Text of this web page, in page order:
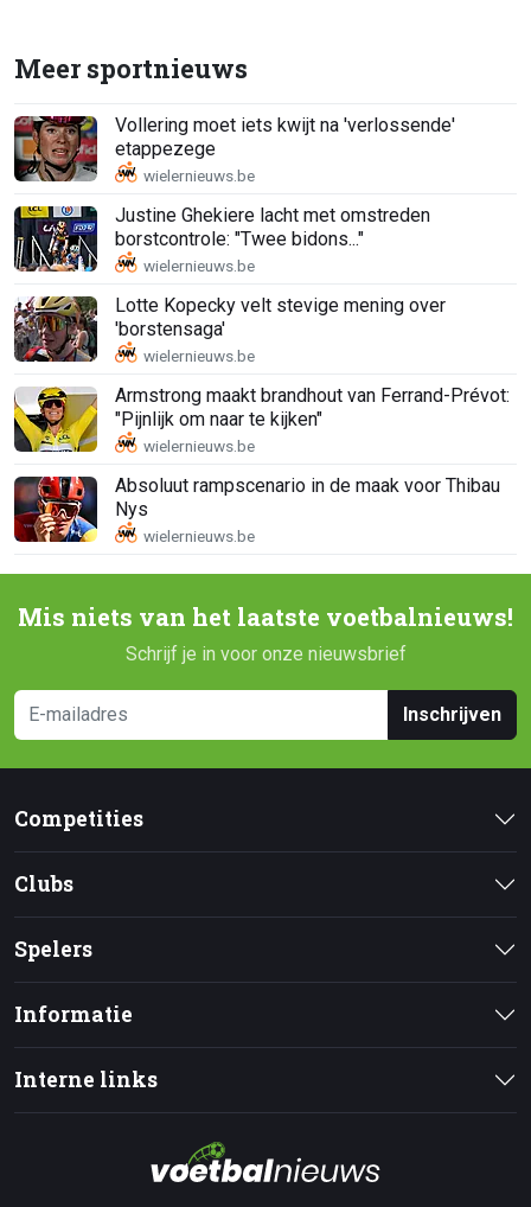
Meer sportnieuws
Vollering moet iets kwijt na 'verlossende'
etappezege
Justine Ghekiere lacht met omstreden
borstcontrole: "Twee bidons..."
Lotte Kopecky velt stevige mening over
'borstensaga'
Armstrong maakt brandhout van Ferrand-Prévot:
"Pijnlijk om naar te kijken"
Absoluut rampscenario in de maak voor Thibau
Nys
Mis niets van het laatste voetbalnieuws!
Schrijf je in voor onze nieuwsbrief
Inschrijven
Competities
Clubs
Spelers
Informatie
Interne links